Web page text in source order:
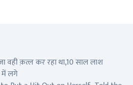
वही क़त्ल कर रहा था,10 साल लाश
में लगे